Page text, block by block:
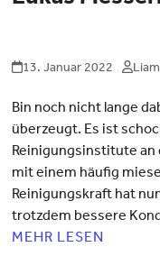
13. Januar 2022
Bin noch nicht lange
überzeugt. Es ist
Reinigungsinstitute an
mit einem häufig
Reinigungskraft hat
trotzdem bessere
MEHR LESEN